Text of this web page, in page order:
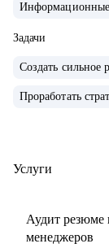
С чем помогу:
• Проверить
• Подготовить
ваших текущих
• Найти зону
вашего
Информационные
Задачи
Создать сильное
Проработать
Услуги
Аудит резюме
менеджеров